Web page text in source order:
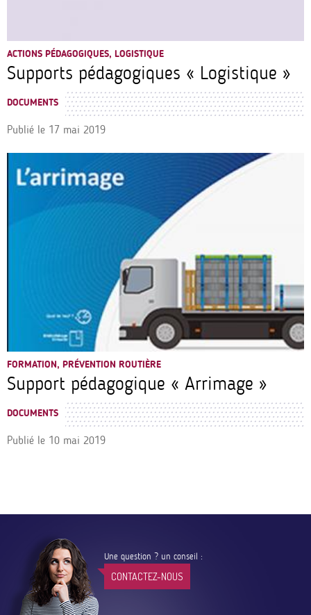
ACTIONS PÉDAGOGIQUES, LOGISTIQUE
Supports pédagogiques « Logistique »
DOCUMENTS
Publié le 17 mai 2019
FORMATION, PRÉVENTION ROUTIÈRE
Support pédagogique « Arrimage »
DOCUMENTS
Publié le 10 mai 2019
Une question ? un conseil :
CONTACTEZ-NOUS